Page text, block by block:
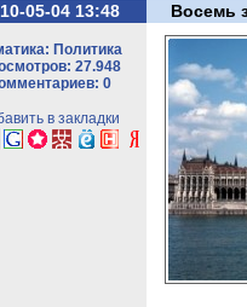
05-04 13:48
Политика
27.948
0
в закладки
Восемь